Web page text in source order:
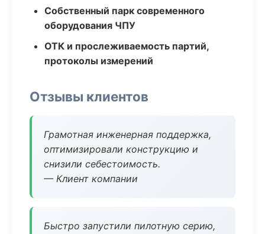
Собственный парк современного
оборудования ЧПУ
ОТК и прослеживаемость партий,
протоколы измерений
Отзывы клиентов
Грамотная инженерная поддержка,
оптимизировали конструкцию и
снизили себестоимость.
— Клиент компании
Быстро запустили пилотную серию,